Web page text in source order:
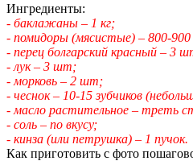
Ингредиенты:
- баклажаны – 1 кг;
- помидоры (мясистые) – 800-900
- перец болгарский красный – 3
- лук – 3 шт;
- морковь – 2 шт;
- чеснок – 10-15 зубчиков
- масло растительное – треть
- соль – по вкусу;
- кинза (или петрушка) – 1 пучок.
Как приготовить с фото